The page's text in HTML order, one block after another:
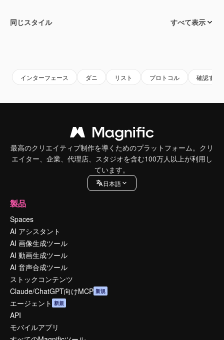
同じスタイル すべて表示
インターフェース ダニ リスト プロトコル 確認する
最高のクリエイティブ制作を導くためのプラットフォーム。クリ
エイター、企業、代理店、スタジオを含む100万人以上が利用し
ています。
日本語
製品
Spaces
AI アシスタント
AI 画像生成ツール
AI 動画生成ツール
AI 音声合成ツール
ストックコンテンツ
Claude/ChatGPT向けMCP 新規
エージェント 新規
API
モバイルアプリ